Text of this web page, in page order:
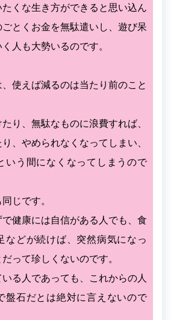
くな生き方ができると思い込ん
とくお金を無駄遣いし、遊び呆
人も大勢いるのです。
使えば減るのは当たり前のこと
り、無駄なものに浪費すれば、
、やめられなくなってしまい、
いう間になくなってしまうので
じです。
健康には自信がある人でも、食
などが続けば、突然病気になっ
って珍しくないのです。
る人であっても、これからの人
盤石だとは絶対に言えないので